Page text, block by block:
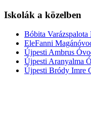
Iskolák a közelben
Bóbita Varázspalota
EleFanni
Újpesti Ambrus
Újpesti Aranyalma
Újpesti Bródy Imre